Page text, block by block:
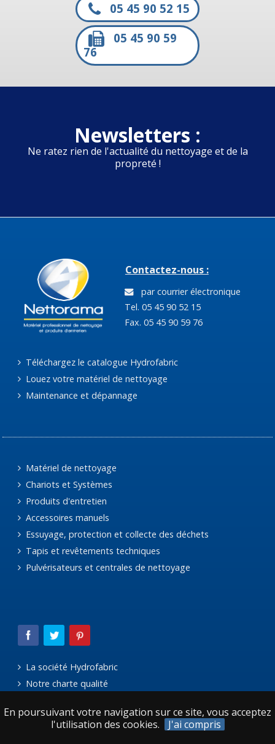
En poursuivant votre navigation sur ce site, vous acceptez
l'utilisation des cookies.
J'ai compris
05 45 90 52 15
05 45 90 59
76
Newsletters :
Ne ratez rien de l'actualité du nettoyage et de la
propreté !
Contactez-nous :
par courrier électronique
Tel. 05 45 90 52 15
Fax. 05 45 90 59 76
Téléchargez le catalogue Hydrofabric
Louez votre matériel de nettoyage
Maintenance et dépannage
Matériel de nettoyage
Chariots et Systèmes
Produits d'entretien
Accessoires manuels
Essuyage, protection et collecte des déchets
Tapis et revêtements techniques
Pulvérisateurs et centrales de nettoyage
La société Hydrofabric
Notre charte qualité
Mentions légales